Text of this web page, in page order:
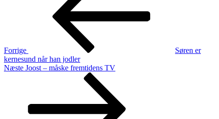
Forrige
Søren er
kernesund når han jodler
Næste
Næste Joost – måske fremtidens TV